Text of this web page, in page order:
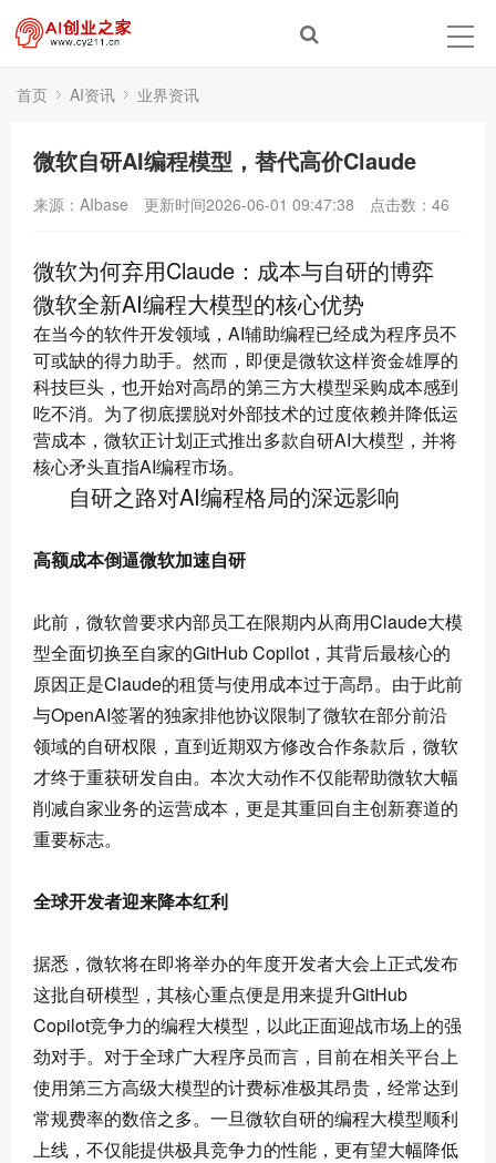
首页 AI资讯 业界资讯
微软自研AI编程模型，替代高价Claude
来源：AIbase 更新时间2026-06-01 09:47:38 点击数： 46
微软为何弃用Claude：成本与自研的博弈
微软全新AI编程大模型的核心优势
在当今的软件开发领域，AI辅助编程已经成为程序员不
可或缺的得力助手。然而，即便是微软这样资金雄厚的
科技巨头，也开始对高昂的第三方大模型采购成本感到
吃不消。为了彻底摆脱对外部技术的过度依赖并降低运
营成本，微软正计划正式推出多款自研AI大模型，并将
核心矛头直指AI编程市场。
自研之路对AI编程格局的深远影响
高额成本倒逼微软加速自研
此前，微软曾要求内部员工在限期内从商用Claude大模
型全面切换至自家的GitHub Copilot，其背后最核心的
原因正是Claude的租赁与使用成本过于高昂。由于此前
与OpenAI签署的独家排他协议限制了微软在部分前沿
领域的自研权限，直到近期双方修改合作条款后，微软
才终于重获研发自由。本次大动作不仅能帮助微软大幅
削减自家业务的运营成本，更是其重回自主创新赛道的
重要标志。
全球开发者迎来降本红利
据悉，微软将在即将举办的年度开发者大会上正式发布
这批自研模型，其核心重点便是用来提升GitHub
Copilot竞争力的编程大模型，以此正面迎战市场上的强
劲对手。对于全球广大程序员而言，目前在相关平台上
使用第三方高级大模型的计费标准极其昂贵，经常达到
常规费率的数倍之多。一旦微软自研的编程大模型顺利
上线，不仅能提供极具竞争力的性能，更有望大幅降低